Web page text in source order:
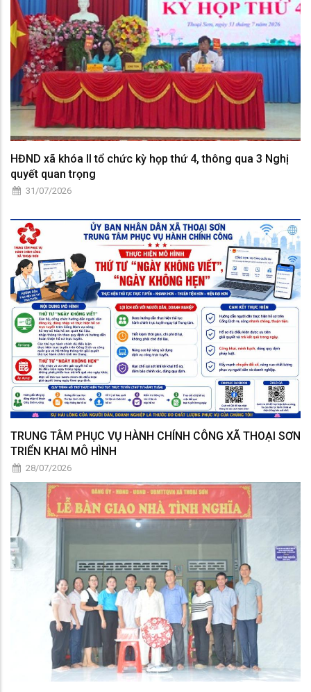
HĐND xã khóa II tổ chức kỳ họp thứ 4, thông qua 3 Nghị
quyết quan trọng
31/07/2026
TRUNG TÂM PHỤC VỤ HÀNH CHÍNH CÔNG XÃ THOẠI SƠN
TRIỂN KHAI MÔ HÌNH
28/07/2026